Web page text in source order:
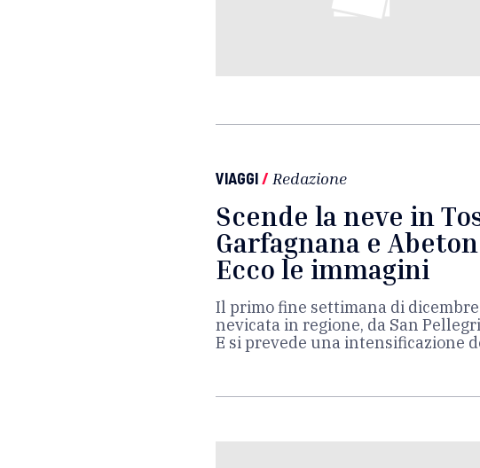
VIAGGI/ Redazione
Scende la neve in
Garfagnana e
Ecco le immagini
Il primo fine settimana di
nevicata in regione, da San
E si prevede una intensificazione